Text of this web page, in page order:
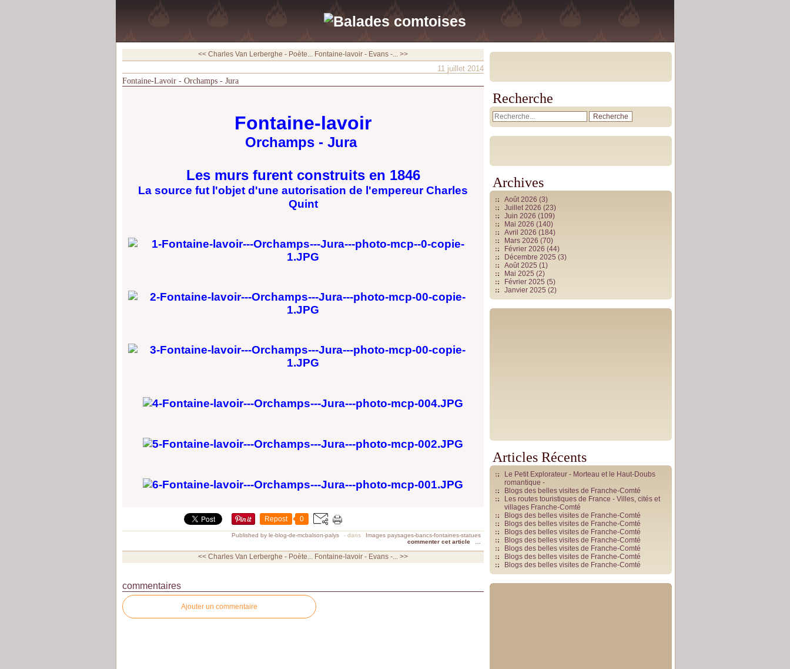
<< Charles Van Lerberghe - Poète... Fontaine-lavoir - Evans -... >>
11 juillet 2014
Fontaine-Lavoir - Orchamps - Jura
Fontaine-lavoir
Orchamps - Jura
Les murs furent construits en 1846
La source fut l'objet d'une autorisation de l'empereur Charles
Quint
Repost 0
Published by le-blog-de-mcbalson-palys - dans
Images paysages-bancs-fontaines-statues
commenter cet article
<< Charles Van Lerberghe - Poète... Fontaine-lavoir - Evans -... >>
commentaires
Ajouter un commentaire
Recherche
Archives
Août 2026 (3)
Juillet 2026 (23)
Juin 2026 (109)
Mai 2026 (140)
Avril 2026 (184)
Mars 2026 (70)
Février 2026 (44)
Décembre 2025 (3)
Août 2025 (1)
Mai 2025 (2)
Février 2025 (5)
Janvier 2025 (2)
Articles Récents
Le Petit Explorateur - Morteau et le Haut-Doubs
romantique -
Blogs des belles visites de Franche-Comté
Les routes touristiques de France - Villes, cités et
villages Franche-Comté
Blogs des belles visites de Franche-Comté
Blogs des belles visites de Franche-Comté
Blogs des belles visites de Franche-Comté
Blogs des belles visites de Franche-Comté
Blogs des belles visites de Franche-Comté
Blogs des belles visites de Franche-Comté
Blogs des belles visites de Franche-Comté